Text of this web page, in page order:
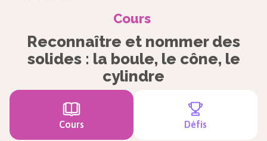
Cours
Reconnaître et nommer des
solides : la boule, le cône, le
cylindre
Cours Défis